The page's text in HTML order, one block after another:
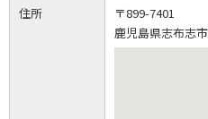
住所
〒899-7401
鹿児島県志布志